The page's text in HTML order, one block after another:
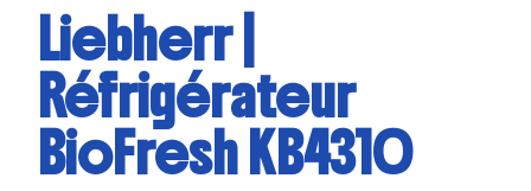
Liebherr |
Réfrigérateur
BioFresh KB4310